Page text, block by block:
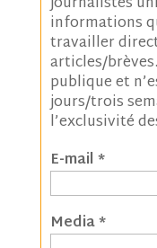
informations
travailler
articles/
publique et
jours/trois
l’exclusivité
E-mail *
Media*